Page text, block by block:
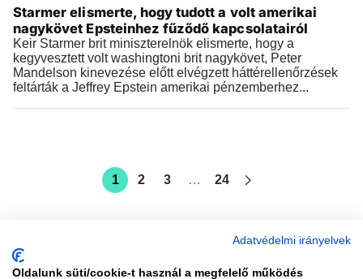
Starmer elismerte, hogy tudott a volt amerikai
nagykövet Epsteinhez fűződő kapcsolatairól
Keir Starmer brit miniszterelnök elismerte, hogy a
kegyvesztett volt washingtoni brit nagykövet, Peter
Mandelson kinevezése előtt elvégzett háttérellenőrzések
feltárták a Jeffrey Epstein amerikai pénzemberhez...
1 2 3 … 24
Adatvédelmi irányelvek
Oldalunk süti/cookie-t használ a megfelelő működés